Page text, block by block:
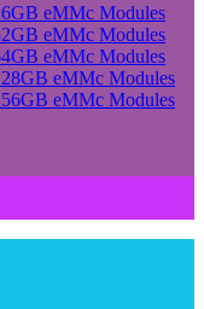
eMMc Modules
eMMc Modules
eMMc Modules
eMMc Modules
eMMc Modules